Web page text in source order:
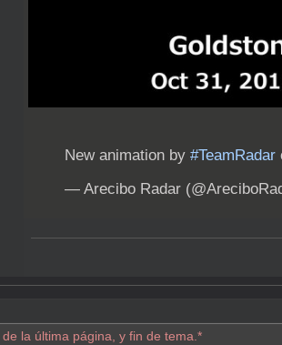
New animation by #TeamRadar
— Arecibo Radar
de la última página, y fin de tema.*